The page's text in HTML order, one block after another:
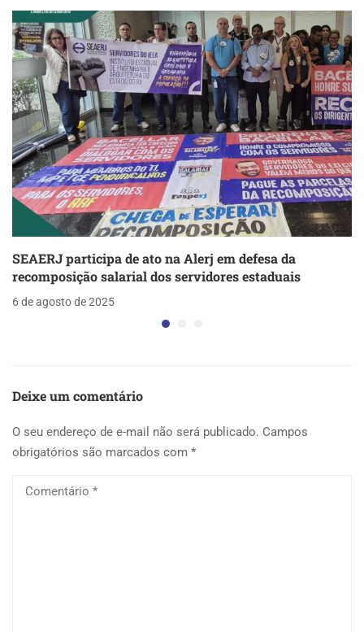
SEAERJ participa de ato na Alerj em defesa da
recomposição salarial dos servidores estaduais
6 de agosto de 2025
Deixe um comentário
O seu endereço de e-mail não será publicado. Campos
obrigatórios são marcados com *